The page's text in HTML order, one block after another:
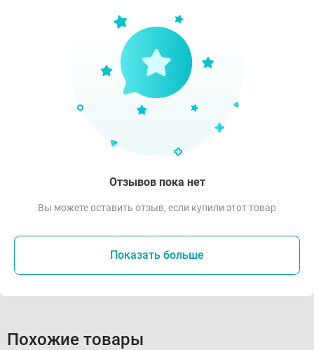
Отзывов пока нет
Вы можете оставить отзыв, если купили этот товар
Показать больше
Похожие товары